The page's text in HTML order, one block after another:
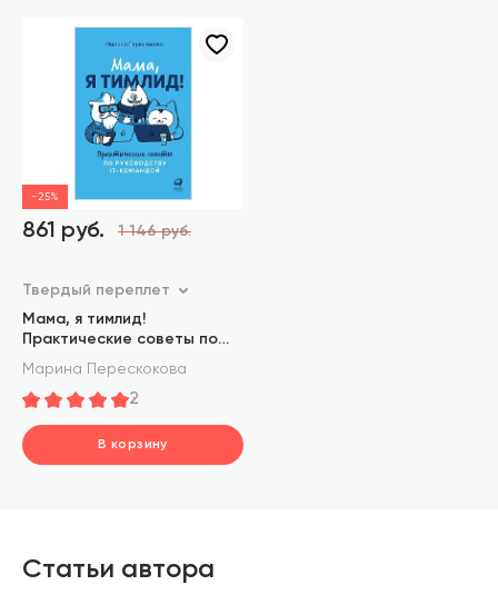
-25%
861 руб. 1 146 руб.
Твердый переплет
Мама, я тимлид!
Практические советы по
руководству IT-командой
Марина Перескокова
2
В корзину
Статьи автора